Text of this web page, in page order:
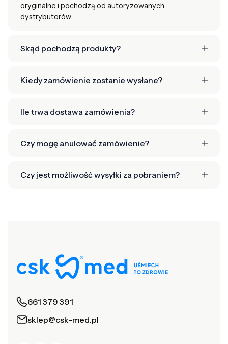
oryginalne i pochodzą od autoryzowanych
dystrybutorów.
Skąd pochodzą produkty?
Kiedy zamówienie zostanie wysłane?
Ile trwa dostawa zamówienia?
Czy mogę anulować zamówienie?
Czy jest możliwość wysyłki za pobraniem?
661 379 391
sklep@csk-med.pl